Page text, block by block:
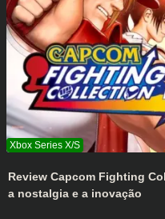
Review Capcom Fighting
a nostalgia e a inovação